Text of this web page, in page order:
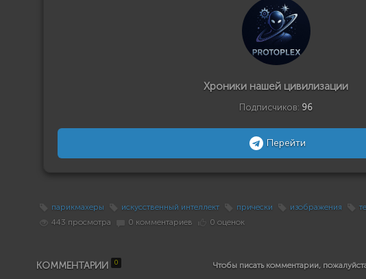
Хроники нашей цивилизации
Подписчиков: 96
Перейти
парикмахеры искусственный интеллект прически изображения
443 просмотра
0 комментариев 0 оценок
КОММЕНТАРИИ 0 Чтобы писать комментарии,